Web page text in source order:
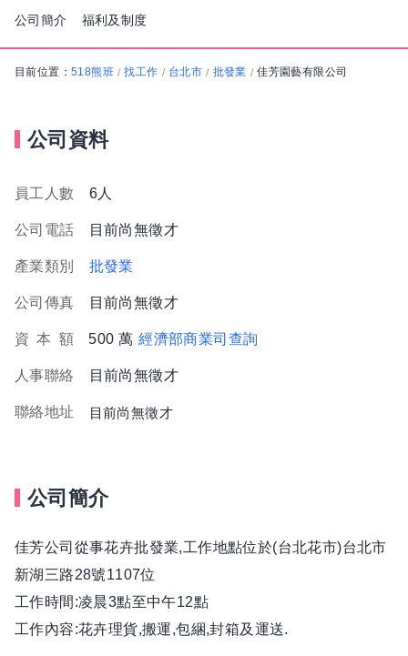
公司簡介 福利及制度
目前位置： 518熊班 / 找工作 / 台北市 / 批發業 / 佳芳園藝有限公司
公司資料
員工人數 6人
公司電話 目前尚無徵才
產業類別 批發業
公司傳真 目前尚無徵才
資 本 額 500 萬 經濟部商業司查詢
人事聯絡 目前尚無徵才
聯絡地址 目前尚無徵才
公司簡介
佳芳公司從事花卉批發業,工作地點位於(台北花市)台北市
新湖三路28號1107位
工作時間:凌晨3點至中午12點
工作內容:花卉理貨,搬運,包綑,封箱及運送.